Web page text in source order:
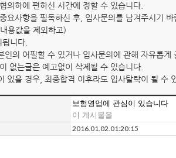
의하에 편하신 시간에 정할 수 있습니다.
요사항을 필독하신 후, 입사문의를 남겨주시기 바
용값을 제외하고)
니다.
의 어필할 수 있거나 입사문의에 관해 자유롭게
없는글은 예고없이 삭제될 수 있습니다.
있을 경우, 최종합격 이후라도 입사탈락이 될 수
보험영업에 관심이 있습니다
이 게시물을
2016.01.02.01:20:15